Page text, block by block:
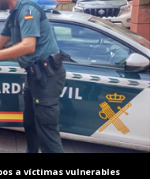
a víctimas vulnerables